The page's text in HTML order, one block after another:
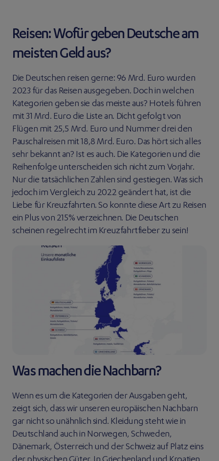
Reisen: Wofür geben Deutsche am
meisten Geld aus?
Die Deutschen reisen gerne: 96 Mrd. Euro wurden
2023 für das Reisen ausgegeben. Doch in welchen
Kategorien geben sie das meiste aus? Hotels führen
mit 31 Mrd. Euro die Liste an. Dicht gefolgt von
Flügen mit 25,5 Mrd. Euro und Nummer drei den
Pauschalreisen mit 18,8 Mrd. Euro. Das hört sich alles
sehr bekannt an? Ist es auch. Die Kategorien und die
Reihenfolge unterscheiden sich nicht zum Vorjahr.
Nur die tatsächlichen Zahlen sind gestiegen. Was sich
jedoch im Vergleich zu 2022 geändert hat, ist die
Liebe für Kreuzfahrten. So konnte diese Art zu Reisen
ein Plus von 215% verzeichnen. Die Deutschen
scheinen regelrecht im Kreuzfahrtfieber zu sein!
Was machen die Nachbarn?
Wenn es um die Kategorien der Ausgaben geht,
zeigt sich, dass wir unseren europäischen Nachbarn
gar nicht so unähnlich sind. Kleidung steht wie in
Deutschland auch in Norwegen, Schweden,
Dänemark, Österreich und der Schweiz auf Platz eins